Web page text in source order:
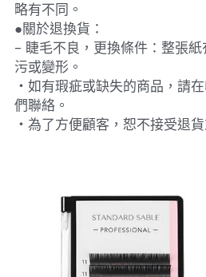
略有不同。
●關於退換貨：
- 睫毛不良，更換條件：整張紙
污或變形。
・如有瑕疵或缺失的商品，請
們聯絡。
・為了方便顧客，恕不接受退貨